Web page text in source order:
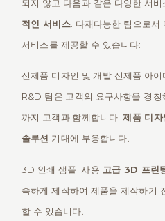
되지 않고 다음과 같은 다양한 서
적인 서비스. 다재다능한 팀으로서
서비스를 제공할 수 있습니다:
신제품 디자인 및 개발 신제품 아
R&D 팀은 고객의 요구사항을 경
까지 고객과 함께합니다.제품 디자
솔루션 기대에 부응합니다.
3D 인쇄 샘플: 사용 고급 3D 프린
속하게 제작하여 제품을 제작하기
할 수 있습니다.